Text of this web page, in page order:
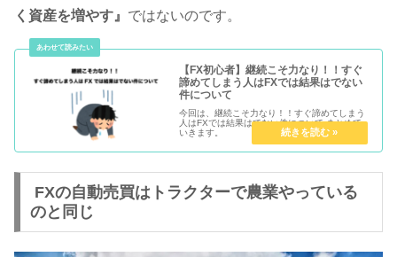
く資産を増やす』 ではないのです。
【FX初心者】継続こそ力なり！！すぐ
諦めてしまう人はFXでは結果はでない
件について
今回は、継続こそ力なり！！すぐ諦めてしまう
人はFXでは結果はでない件について まとめて
いきます。
FXの自動売買はトラクターで農業やっている
のと同じ